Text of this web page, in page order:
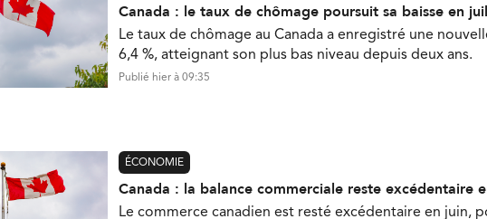
Canada : le taux de chômage poursuit sa baisse en
Le taux de chômage au Canada a enregistré une
6,4 %, atteignant son plus bas niveau depuis deux ans.
Publié hier à 09:35
ÉCONOMIE
Canada : la balance commerciale reste excédentaire
Le commerce canadien est resté excédentaire en juin,